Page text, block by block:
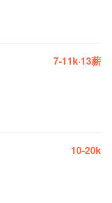
7-11k·13薪
10-20k